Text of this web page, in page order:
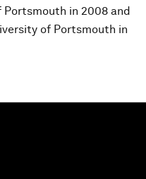
in 2008 and
of Portsmouth in